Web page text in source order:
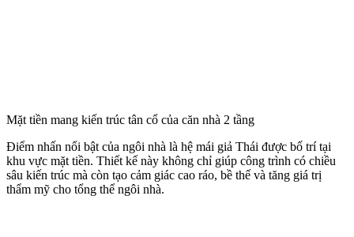
Mặt tiền mang kiến trúc tân cổ của căn nhà 2 tầng
Điểm nhấn nổi bật của ngôi nhà là hệ mái giả Thái được bố trí tại
khu vực mặt tiền. Thiết kế này không chỉ giúp công trình có chiều
sâu kiến trúc mà còn tạo cảm giác cao ráo, bề thế và tăng giá trị
thẩm mỹ cho tổng thể ngôi nhà.